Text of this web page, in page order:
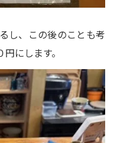
し、この後のことも考
にします。